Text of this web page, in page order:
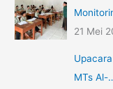
21 Mei
MTs Al-